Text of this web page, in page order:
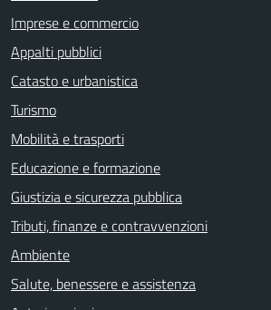
Imprese e commercio
Appalti pubblici
Catasto e urbanistica
Turismo
Mobilità e trasporti
Educazione e formazione
Giustizia e sicurezza pubblica
Tributi, finanze e contravvenzioni
Ambiente
Salute, benessere e assistenza